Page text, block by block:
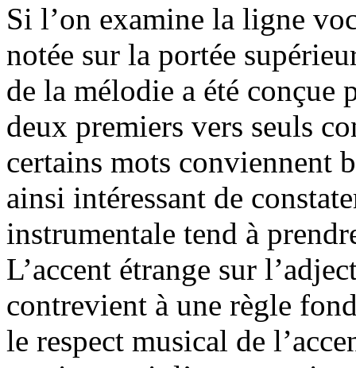
Si l’on examine la ligne
notée sur la portée
de la mélodie a été conçue
deux premiers vers seuls
certains mots conviennent
ainsi intéressant de
instrumentale tend à
L’accent étrange sur
contrevient à une règle
le respect musical de